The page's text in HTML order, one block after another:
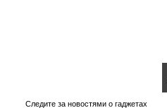
Следите за новостями о гаджетах